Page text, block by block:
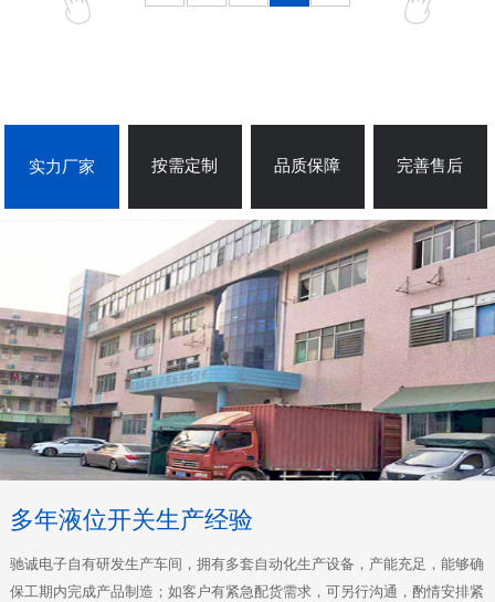
实力厂家 按需定制 品质保障 完善售后
多年液位开关生产经验
驰诚电子自有研发生产车间，拥有多套自动化生产设备，产能充足，能够确
保工期内完成产品制造；如客户有紧急配货需求，可另行沟通，酌情安排紧